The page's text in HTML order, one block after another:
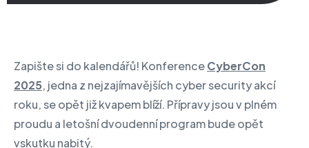
Zapište si do kalendářů! KonferenceCyberCon
2025, jedna z nejzajímavějších cyber security akcí
roku, se opět již kvapem blíží. Přípravy jsou v plném
proudu a letošní dvoudenní program bude opět
vskutku nabitý.